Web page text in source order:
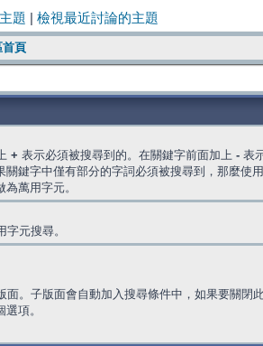
題 檢視最近討論的主題
首頁
+ 表示必須被搜尋到的。在關鍵字前面加上 - 表
關鍵字中僅有部分的字詞必須被搜尋到，那麼使
為萬用字元。
元搜尋。
面。子版面會自動加入搜尋條件中，如果要關閉
項。